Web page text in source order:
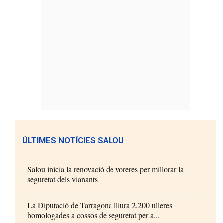
ÚLTIMES NOTÍCIES SALOU
Salou inicia la renovació de voreres per millorar la
seguretat dels vianants
La Diputació de Tarragona lliura 2.200 ulleres
homologades a cossos de seguretat per a...